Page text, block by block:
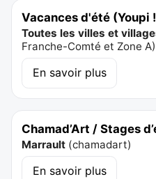
Vacances d'été (Youpi
Toutes les villes et
Franche-Comté et Zone A)
En savoir plus
Chamad’Art / Stages
Marrault (chamadart)
En savoir plus